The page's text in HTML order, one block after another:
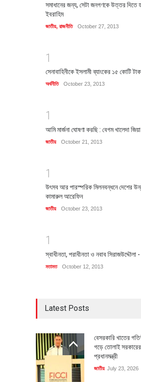
সমাধানের জন্য, সেটা জনগণকে উত্তর দিতে
ইবরাহিম
জাতীয়, রাজনীতি October 27, 2013
1
সেনাবাহিনীকে ইসলামী ব্যাংকের ১৫ কোটি
অর্থনীতি October 23, 2013
1
আমি মার্জনা ঘোষণা করছি : বেগম খালেদা জিয়া
জাতীয় October 21, 2013
1
উৎসব আর পারস্পরিক মিলনবন্ধনে দেশের
কামারুল আরেফিন
জাতীয় October 23, 2013
1
স্বাধীনতা, পরাধীনতা ও নবাব সিরাজউদ্দৌলা
মতামত October 12, 2013
Latest Posts
বেসরকারি খাতের
গড়ে তোলাই
প্রধানমন্ত্রী
জাতীয় July 23, 2026